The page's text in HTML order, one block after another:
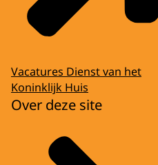
Vacatures Dienst van het
Koninklijk Huis
Over deze site